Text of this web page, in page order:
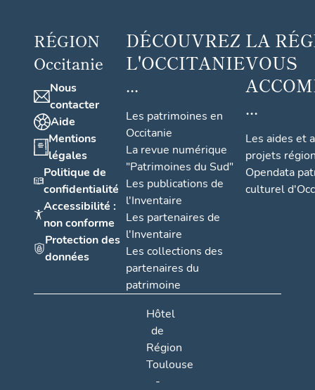
RÉGION
Occitanie
Nous
contacter
Aide
Mentions
légales
Politique de
confidentialité
Accessibilité :
non conforme
Protection des
données
DÉCOUVREZ
L'OCCITANIE
...
Les patrimoines en
Occitanie
La revue numérique
"Patrimoines du Sud"
Les publications de
l'Inventaire
Les partenaires de
l'Inventaire
Les collections des
partenaires du
patrimoine
LA
VOUS
...
Les aides et
projets
Opendata
culturel
Hôtel
de
Région
Toulouse
-